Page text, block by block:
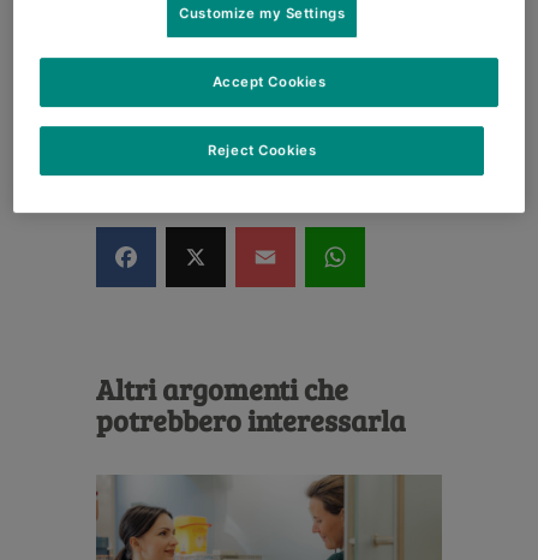
Le è piaciuto l'articolo? Qui può
collegarlo o condividerlo.
1573
Altri argomenti che
potrebbero interessarla
Customize my Settings
Reject Cookies
Accept Cookies